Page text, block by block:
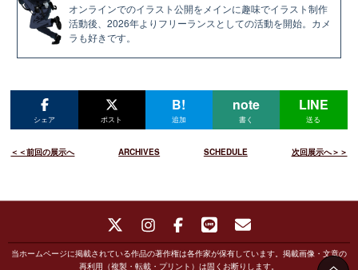
オンラインでのイラスト公開をメインに趣味でイラスト制作
活動後、2026年よりフリーランスとしての活動を開始。 カメ
ラも好きです。
シェア ポスト
B!
追加
note
書く
LINE
送る
＜＜前回の展示へ ARCHIVES SCHEDULE 次回展示へ＞＞
当ホームページに掲載されている作品の著作権は各作家が保有しています。掲載画像・文章の
再利用（複製・転載・プリント）は固くお断りします。